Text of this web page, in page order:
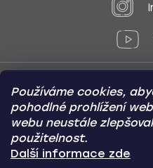
Používáme cookies,
pohodlné prohlížení
webu neustále
použitelnost.
Další informace zde
Online